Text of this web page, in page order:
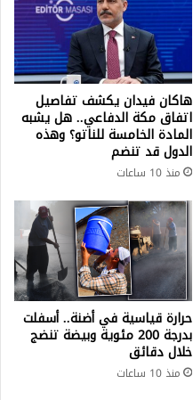
هاكان فيدان يكشف تفاصيل
اتفاق مكة الدفاعي.. هل يشبه
المادة الخامسة للناتو؟ وهذه
الدول قد تنضم
منذ 10 ساعات
حرارة قياسية في أضنة.. أسفلت
بدرجة 200 مئوية وبيضة تنضج
خلال دقائق
منذ 10 ساعات